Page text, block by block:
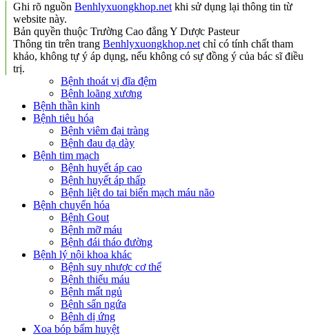
Ghi rõ nguồn Benhlyxuongkhop.net khi sử dụng lại thông tin từ
website này.
Bản quyền thuộc Trường Cao đẳng Y Dược Pasteur
Thông tin trên trang Benhlyxuongkhop.net chỉ có tính chất tham
khảo, không tự ý áp dụng, nếu không có sự đồng ý của bác sĩ điều
trị.
Bệnh thoát vị đĩa đệm
Bệnh loãng xương
Bệnh thần kinh
Bệnh tiêu hóa
Bệnh viêm đại tràng
Bệnh đau dạ dày
Bệnh tim mạch
Bệnh huyết áp cao
Bệnh huyết áp thấp
Bệnh liệt do tai biến mạch máu não
Bệnh chuyển hóa
Bệnh Gout
Bệnh mỡ máu
Bệnh đái tháo đường
Bệnh lý nội khoa khác
Bệnh suy nhược cơ thể
Bệnh thiếu máu
Bệnh mất ngủ
Bệnh sẩn ngứa
Bệnh dị ứng
Xoa bóp bấm huyệt